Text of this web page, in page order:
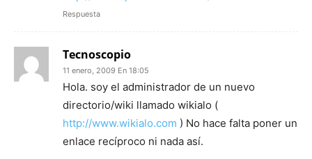
Respuesta
Tecnoscopio
11 enero, 2009 En 18:05
Hola. soy el administrador de un nuevo
directorio/wiki llamado wikialo (
http://www.wikialo.com ) No hace falta poner un
enlace recíproco ni nada así.